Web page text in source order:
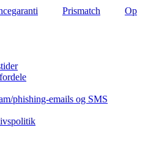
Prismatch
Op
phishing-emails og SMS